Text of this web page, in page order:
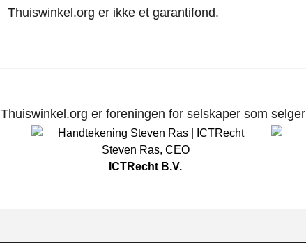
Thuiswinkel.org er ikke et garantifond.
Thuiswinkel.org er foreningen for selskaper som
Steven Ras, CEO
ICTRecht B.V.